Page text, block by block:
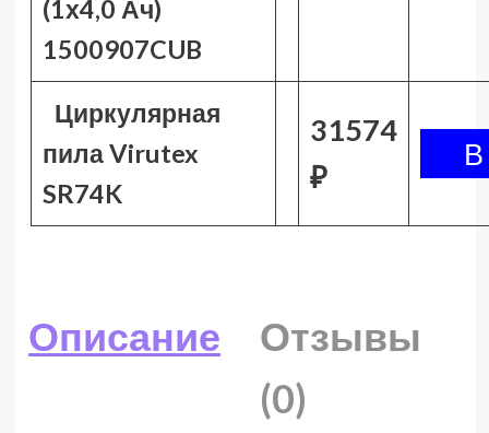
(1х4,0 Ач)
1500907CUB
Циркулярная
пила Virutex
SR74K
31574
₽
Описание
Отзывы
(0)